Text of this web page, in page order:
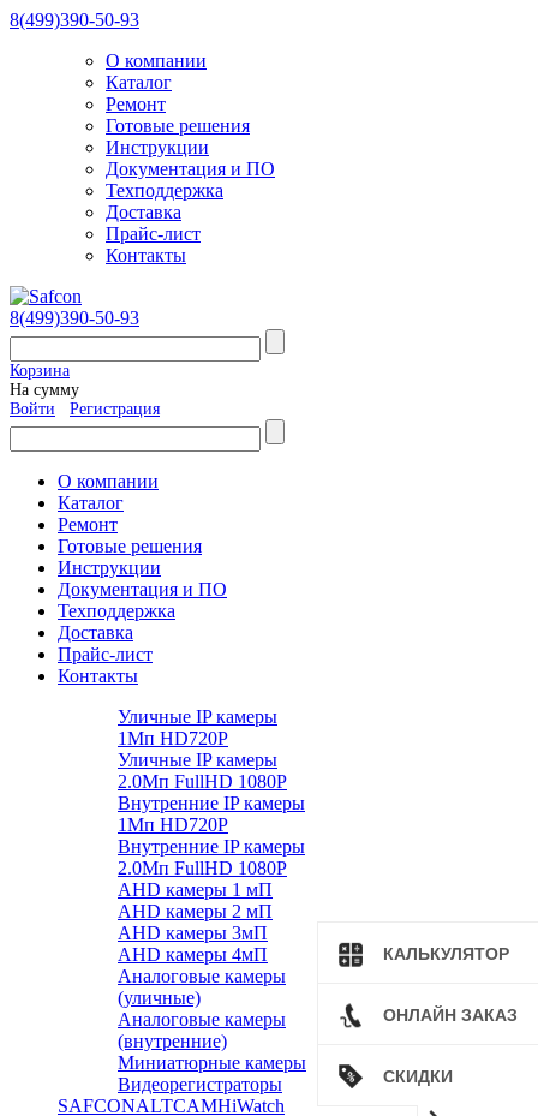
КАЛЬКУЛЯТОР
ОНЛАЙН ЗАКАЗ
СКИДКИ
8(499)390-50-93
О компании
Каталог
Ремонт
Готовые решения
Инструкции
Документация и ПО
Техподдержка
Доставка
Прайс-лист
Контакты
8(499)390-50-93
Корзина
На сумму
Войти
Регистрация
О компании
Каталог
Ремонт
Готовые решения
Инструкции
Документация и ПО
Техподдержка
Доставка
Прайс-лист
Контакты
Уличные IP камеры
1Мп HD720P
Уличные IP камеры
2.0Мп FullHD 1080P
Внутренние IP камеры
1Мп HD720P
Внутренние IP камеры
2.0Мп FullHD 1080P
AHD камеры 1 мП
AHD камеры 2 мП
AHD камеры 3мП
AHD камеры 4мП
Аналоговые камеры
(уличные)
Аналоговые камеры
(внутренние)
Миниатюрные камеры
Видеорегистраторы
SAFCONALTCAMHiWatch